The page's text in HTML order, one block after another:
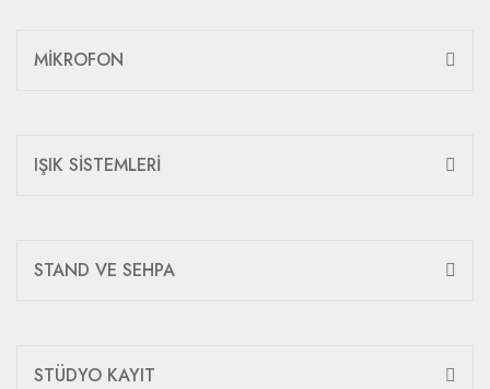
MİKROFON
IŞIK SİSTEMLERİ
STAND VE SEHPA
STÜDYO KAYIT